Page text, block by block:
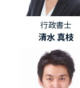
行政書士
清水 真枝